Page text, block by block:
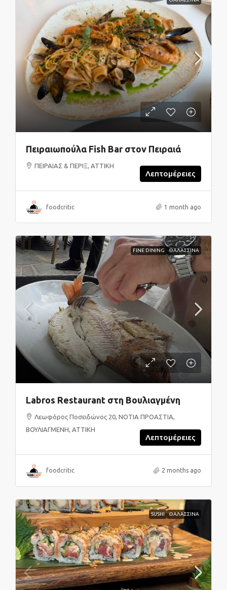
Πειραιωπούλα Fish Bar στον Πειραιά
ΠΕΙΡΑΙΑΣ & ΠΕΡΙΞ, ΑΤΤΙΚΗ
Λεπτομέρειες
foodcritic 1 month ago
FINE DINING ΘΑΛΑΣΣΙΝΑ
Labros Restaurant στη Βουλιαγμένη
Λεωφόρος Ποσειδώνος 20, ΝΟΤΙΑ ΠΡΟΑΣΤΙΑ,
ΒΟΥΛΙΑΓΜΕΝΗ, ΑΤΤΙΚΗ
Λεπτομέρειες
foodcritic 2 months ago
SUSHI ΘΑΛΑΣΣΙΝΑ